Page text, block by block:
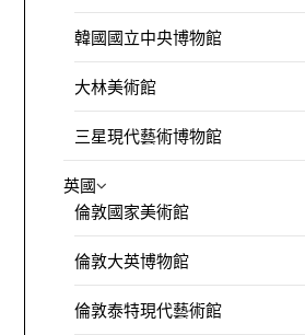
韓國國立中央博物館
大林美術館
三星現代藝術博物館
英國
倫敦國家美術館
倫敦大英博物館
倫敦泰特現代藝術館